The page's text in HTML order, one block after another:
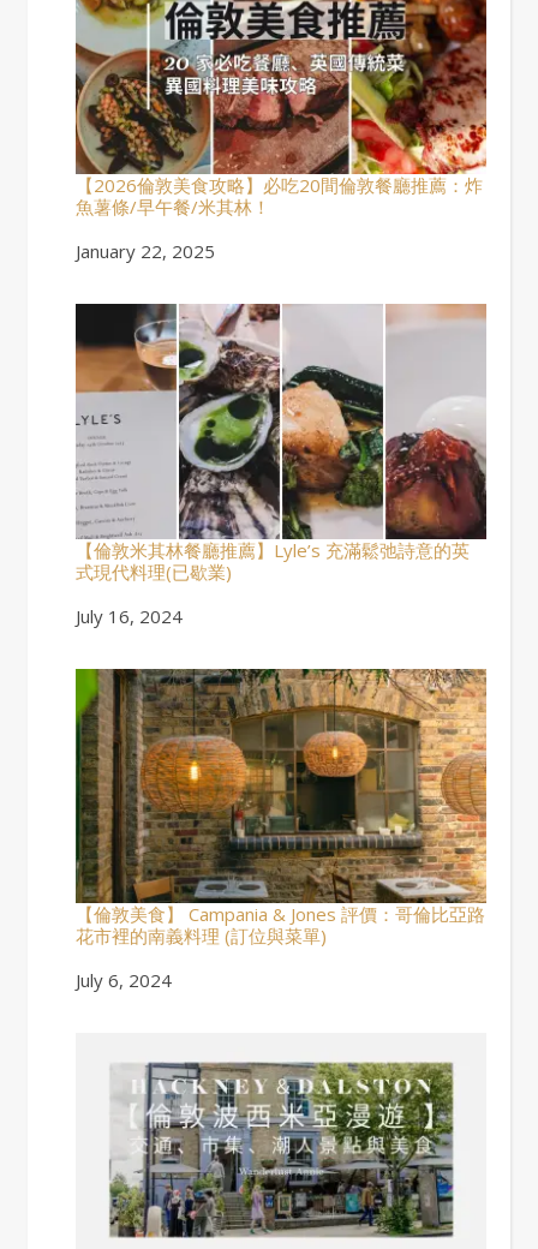
【2026倫敦美食攻略】必吃20間倫敦餐廳推薦：炸
魚薯條/早午餐/米其林！
Date
January 22, 2025
【倫敦米其林餐廳推薦】Lyle’s 充滿鬆弛詩意的英
式現代料理(已歇業)
Date
July 16, 2024
【倫敦美食】 Campania & Jones 評價：哥倫比亞路
花市裡的南義料理 (訂位與菜單)
Date
July 6, 2024